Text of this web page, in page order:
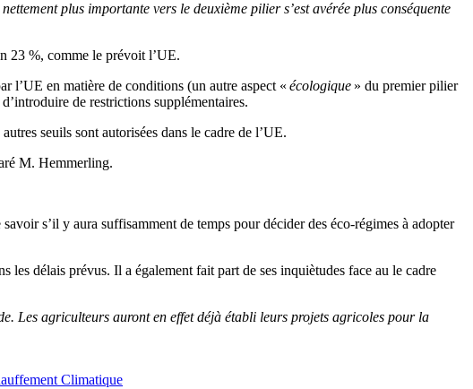
plus importante vers le deuxième pilier s’est avérée plus conséquente
23 %, comme le prévoit l’UE.
l’UE en matière de conditions (un autre aspect « écologique » du premier pilier
de restrictions supplémentaires.
seuils sont autorisées dans le cadre de l’UE.
M. Hemmerling.
s’il y aura suffisamment de temps pour décider des éco-régimes à adopter
délais prévus. Il a également fait part de ses inquiètudes face au le cadre
Les agriculteurs auront en effet déjà établi leurs projets agricoles pour la
Climatique